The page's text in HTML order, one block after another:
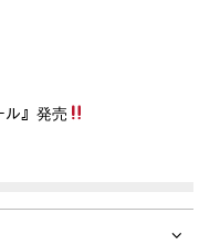
ル』発売